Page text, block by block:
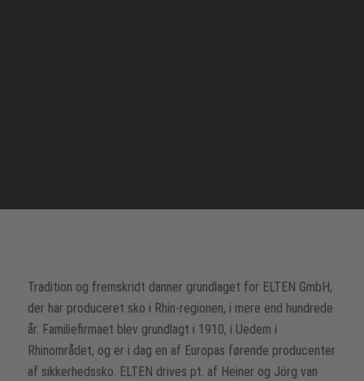
Tradition og fremskridt danner grundlaget for ELTEN GmbH,
der har produceret sko i Rhin-regionen, i mere end hundrede
år. Familiefirmaet blev grundlagt i 1910, i Uedem i
Rhinområdet, og er i dag en af Europas førende producenter
af sikkerhedssko. ELTEN drives pt. af Heiner og Jörg van